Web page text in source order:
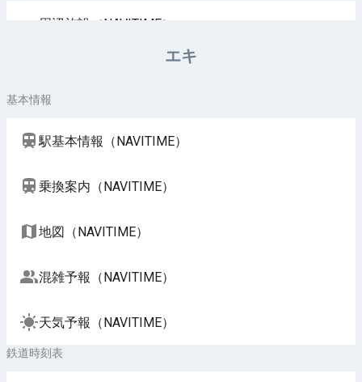
周辺施設（NAVITIME）
エキ
基本情報
駅基本情報（NAVITIME）
乗換案内（NAVITIME）
地図（NAVITIME）
混雑予報（NAVITIME）
天気予報（NAVITIME）
鉄道時刻表